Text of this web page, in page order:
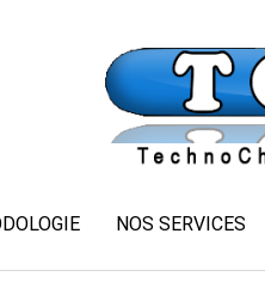
NOS SERVICES